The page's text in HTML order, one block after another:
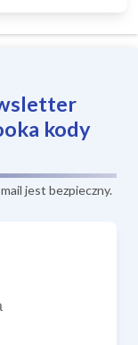
kody
jest bezpieczny.